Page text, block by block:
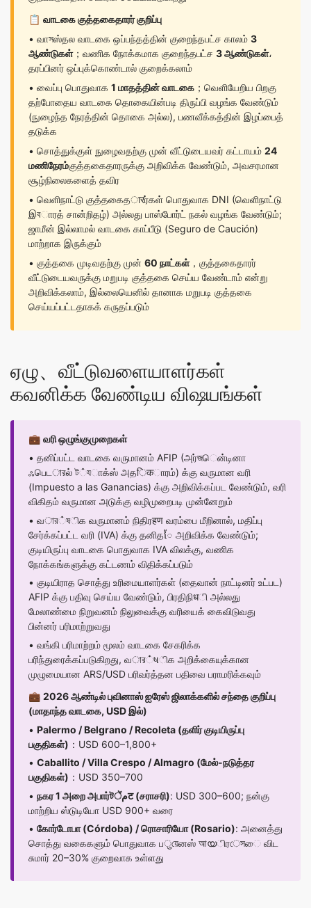
📋 வாடகை குத்தகைதாரர் குறிப்பு
• வாসஸ்தல வாடகை ஒப்பந்தத்தின் குறைந்தபட்ச காலம் 3
ஆண்டுகள்；வணிக நோக்கமாக குறைந்தபட்ச 3 ஆண்டுகள்،
தரப்பினர் ஒப்புக்கொண்டால் குறைக்கலாம்
• வைப்பு பொதுவாக 1 மாதத்தின் வாடகை ；வெளியேறிய பிறகு
தற்போதைய வாடகை தொகையின்படி திருப்பி வழங்க வேண்டும்
(நுழைந்த நேரத்தின் தொகை அல்ல), பணவீக்கத்தின் இழப்பைத்
தடுக்க
• சொத்துக்குள் நுழைவதற்கு முன் வீட்டுடையவர் கட்டாயம் 24
மணிநேரம்குத்தகைதாரருக்கு அறிவிக்க வேண்டும், அவசரமான
சூழ்நிலைகளைத் தவிர
• வெளிநாட்டு குத்தகைதारர்கள் பொதுவாக DNI (வெளிநாட்டு
இবாரத் சான்றிதழ்) அல்லது பாஸ்போர்ட் நகல் வழங்க வேண்டும்;
ஜாமீன் இல்லாமல் வாடகை காப்பீடு (Seguro de Caución)
மாற்றாக இருக்கும்
• குத்தகை முடிவதற்கு முன் 60 நாட்கள்，குத்தகைதாரர்
வீட்டுடையவருக்கு மறுபடி குத்தகை செய்ய வேண்டாம் என்று
அறிவிக்கலாம், இல்லையெனில் தானாக மறுபடி குத்தகை
செய்யப்பட்டதாகக் கருதப்படும்
ஏழு、வீட்டுவளையாளர்கள்
கவனிக்க வேண்டிய விஷயங்கள்
💼 வரி ஒழுங்குமுறைகள்
• தனிப்பட்ட வாடகை வருமானம் AFIP (அர்জென்டினா
ஃபெடারல் ট்যாக்ஸ் அதिकாரம்) க்கு வருமான வரி
(Impuesto a las Ganancias) க்கு அறிவிக்கப்பட வேண்டும், வரி
விகிதம் வருமான அடுக்கு வழிமுறைபடி முன்னேறும்
• வার்ষிக வருமானம் நிதிரहण வரம்பை மீறினால், மதிப்பு
சேர்க்கப்பட்ட வரி (IVA) க்கு தனிதែ அறிவிக்க வேண்டும்;
குடியிருப்பு வாடகை பொதுவாக IVA விலக்கு, வணிக
நோக்கங்களுக்கு கட்டணம் விதிக்கப்படும்
• குடியிராத சொத்து உரிமையாளர்கள் (தைவான் நாட்டினர் உட்பட)
AFIP க்கு பதிவு செய்ய வேண்டும், பிரதிநிधி அல்லது
மேலாண்மை நிறுவனம் நிலுவைக்கு வரியைக் கைவிடுவது
பின்னர் பரிமாற்றுவது
• வங்கி பரிமாற்றம் மூலம் வாடகை சேகரிக்க
பரிந்துரைக்கப்படுகிறது, வার்ષிக அறிக்கையுக்கான
முழுமையான ARS/USD பரிவர்த்தன பதிவை பராமரிக்கவும்
💼 2026 ஆண்டில் புவினாஸ் ஐரேஸ் ஜிலாக்களில் சந்தை குறிப்பு
(மாதாந்த வாடகை, USD இல்)
• Palermo / Belgrano / Recoleta (தளிர் குடியிருப்பு
பகுதிகள்) ：USD 600–1,800+
• Caballito / Villa Crespo / Almagro (மேல்-நடுத்தர
பகுதிகள்) ：USD 350–700
•
நகர 1 அறை அபார்টمेंट (சராசரி): USD 300–600; நன்கு
மாற்றிய ஸ்டுடியோ USD 900+ வரை
• கோர்டோபா (Córdoba) / ரொசாரியோ (Rosario): அனைத்து
சொத்து வகைகளும் பொதுவாக பुয়েனஸ் আയிரেসை விட
சுமார் 20–30% குறைவாக உள்ளது